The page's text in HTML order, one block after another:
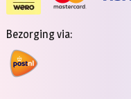
Bezorging via: